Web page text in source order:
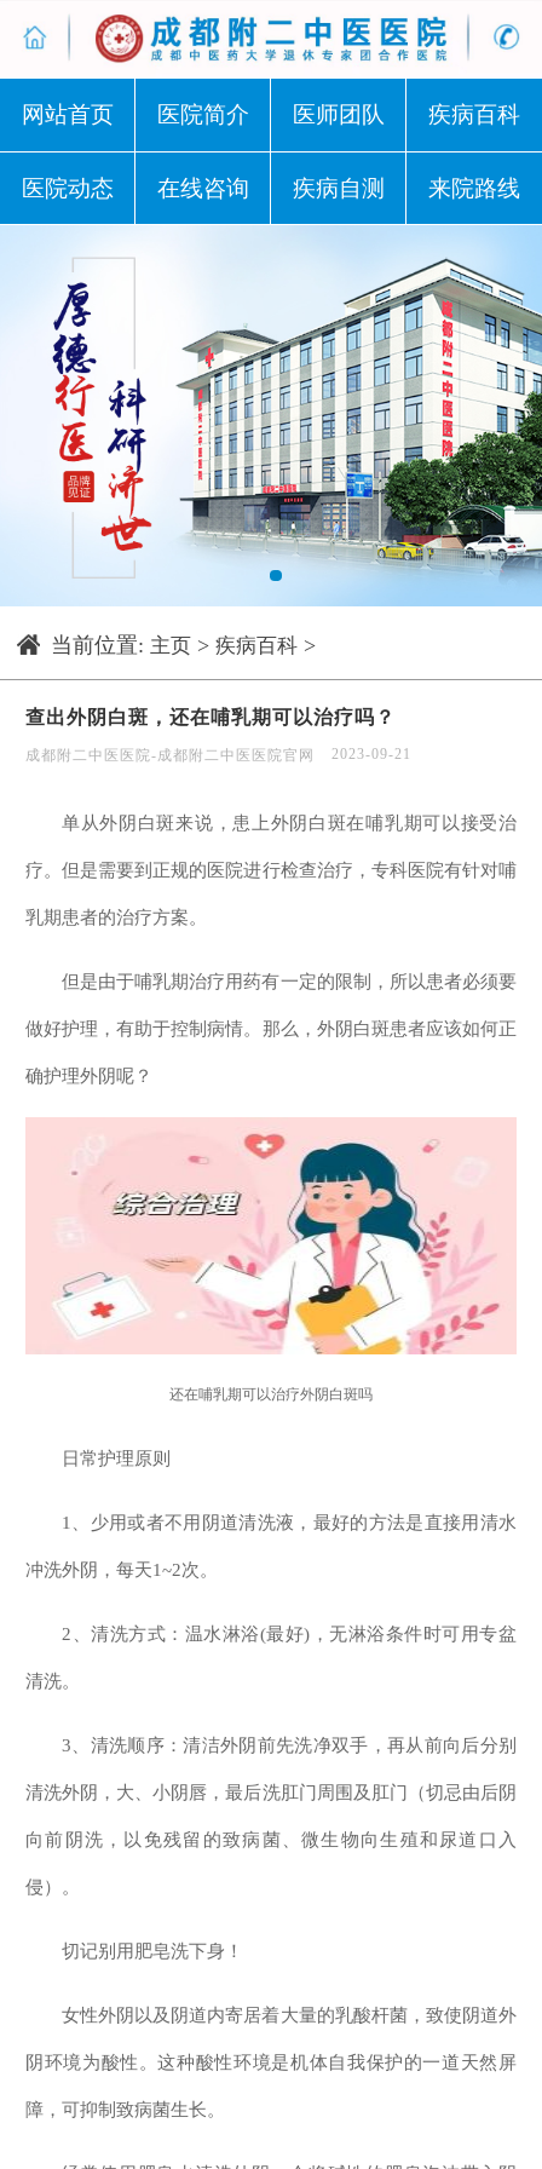
网站首页 医院简介 医师团队 疾病百科
医院动态 在线咨询 疾病自测 来院路线
1
当前位置: 主页 > 疾病百科 >
查出外阴白斑，还在哺乳期可以治疗吗？
成都附二中医医院-成都附二中医医院官网 2023-09-21
单从外阴白斑来说，患上外阴白斑在哺乳期可以接受治
疗。但是需要到正规的医院进行检查治疗，专科医院有针对哺
乳期患者的治疗方案。
但是由于哺乳期治疗用药有一定的限制，所以患者必须要
做好护理，有助于控制病情。那么，外阴白斑患者应该如何正
确护理外阴呢？
还在哺乳期可以治疗外阴白斑吗
日常护理原则
1、少用或者不用阴道清洗液，最好的方法是直接用清水
冲洗外阴，每天1~2次。
2、清洗方式：温水淋浴(最好)，无淋浴条件时可用专盆
清洗。
3、清洗顺序：清洁外阴前先洗净双手，再从前向后分别
清洗外阴，大、小阴唇，最后洗肛门周围及肛门（切忌由后阴
向前阴洗，以免残留的致病菌、微生物向生殖和尿道口入
侵）。
切记别用肥皂洗下身！
女性外阴以及阴道内寄居着大量的乳酸杆菌，致使阴道外
阴环境为酸性。这种酸性环境是机体自我保护的一道天然屏
障，可抑制致病菌生长。